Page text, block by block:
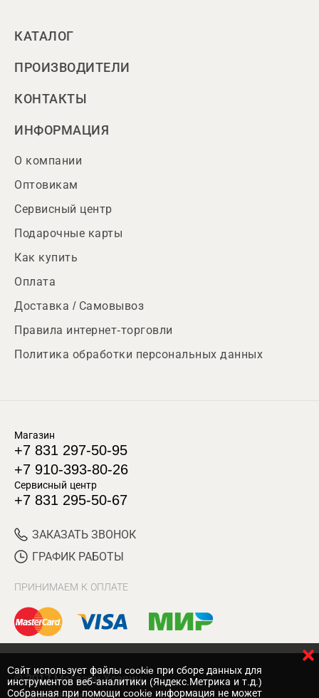
КАТАЛОГ
ПРОИЗВОДИТЕЛИ
КОНТАКТЫ
ИНФОРМАЦИЯ
О компании
Оптовикам
Сервисный центр
Подарочные карты
Как купить
Оплата
Доставка / Самовывоз
Правила интернет-торговли
Политика обработки персональных данных
Магазин
+7 831 297-50-95
+7 910-393-80-26
Сервисный центр
+7 831 295-50-67
ЗАКАЗАТЬ ЗВОНОК
ГРАФИК РАБОТЫ
ПРИНИМАЕМ К ОПЛАТЕ
© 2017 Магазин Хозяин
Cайт использует файлы cookie при сборе данных для
инструментов веб-аналитики (Яндекс.Метрика и т.д.)
Собранная при помощи cookie информация не может